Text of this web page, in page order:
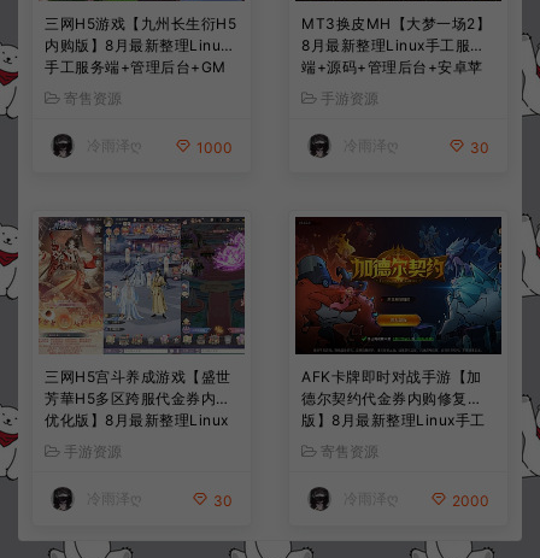
三网H5游戏【九州长生衍H5
内购版】8月最新整理Linux
手工服务端+管理后台+GM
授权后台+简易安卓客户端
+详细搭建教程+视频教程
寄售资源
冷雨泽ღ 1000
MT3换皮MH【大梦一场2】
8月最新整理Linux手工服务
端+源码+管理后台+安卓苹
果双端+详细搭建教程+视频
教程
手游资源
冷雨泽ღ 30
三网H5宫斗养成游戏【盛世
芳華H5多区跨服代金券内购
优化版】8月最新整理Linux
手工服务端+CDK授权后台
+全资源安卓+详细搭建教程
+视频教程
手游资源
冷雨泽ღ 30
AFK卡牌即时对战手游【加
德尔契约代金券内购修复
版】8月最新整理Linux手工
服务端+前后端全套源码+CD
K授权后台+安卓苹果双端
+详细搭建教程+视频教程
寄售资源
冷雨泽ღ 2000